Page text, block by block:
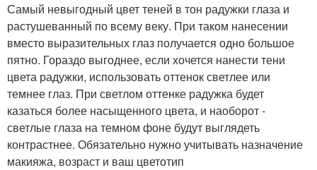
Самый невыгодный цвет теней в тон радужки глаза и
растушеванный по всему веку. При таком нанесении
вместо выразительных глаз получается одно большое
пятно. Гораздо выгоднее, если хочется нанести тени
цвета радужки, использовать оттенок светлее или
темнее глаз. При светлом оттенке радужка будет
казаться более насыщенного цвета, и наоборот -
светлые глаза на темном фоне будут выглядеть
контрастнее. Обязательно нужно учитывать назначение
макияжа, возраст и ваш цветотип